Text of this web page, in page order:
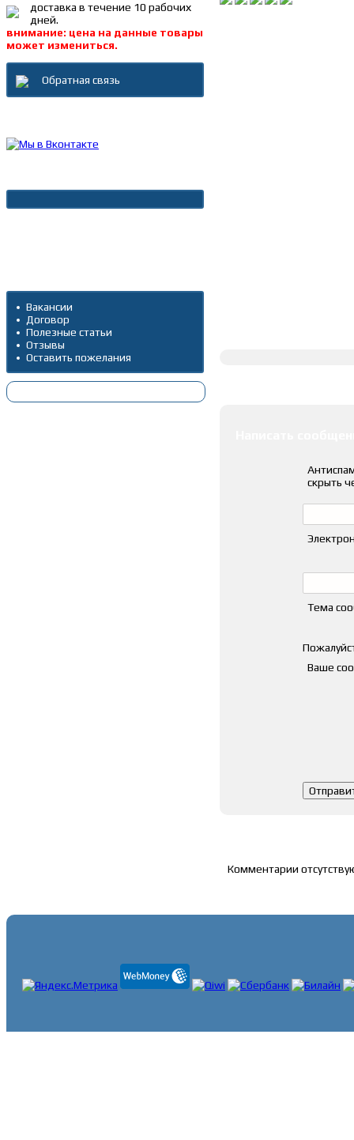
скрыть
Тема
Ваше
Комментарии
доставка в течение 10 рабочих
дней.
внимание: цена на данные товары
может измениться.
Обратная связь
Вакансии
Договор
Полезные статьи
Отзывы
Оставить пожелания